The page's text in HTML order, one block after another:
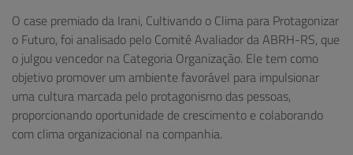
O case premiado da Irani, Cultivando o Clima para Protagonizar
o Futuro, foi analisado pelo Comitê Avaliador da ABRH-RS, que
o julgou vencedor na Categoria Organização. Ele tem como
objetivo promover um ambiente favorável para impulsionar
uma cultura marcada pelo protagonismo das pessoas,
proporcionando oportunidade de crescimento e colaborando
com clima organizacional na companhia.